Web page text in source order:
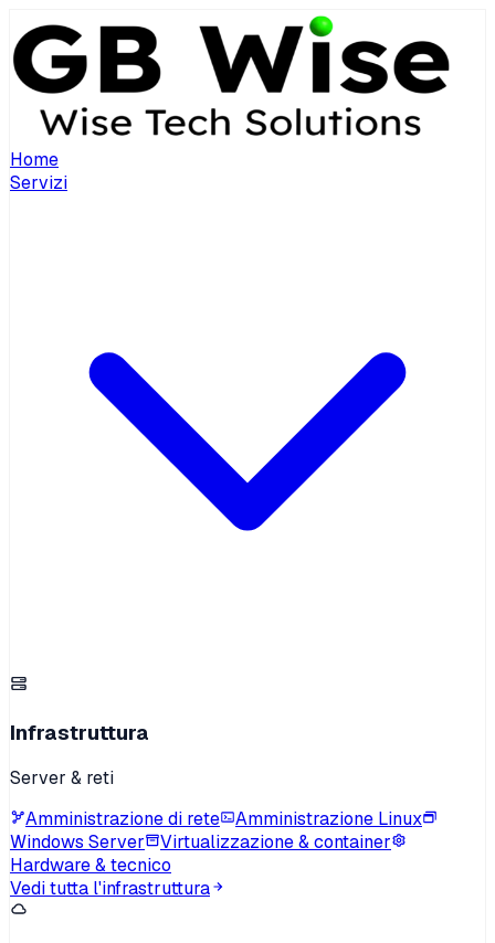
Home
Servizi
Infrastruttura
Server & reti
Amministrazione di rete
Amministrazione Linux
Windows Server
Virtualizzazione & container
Hardware & tecnico
Vedi tutta l'infrastruttura